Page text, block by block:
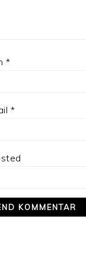
*
*